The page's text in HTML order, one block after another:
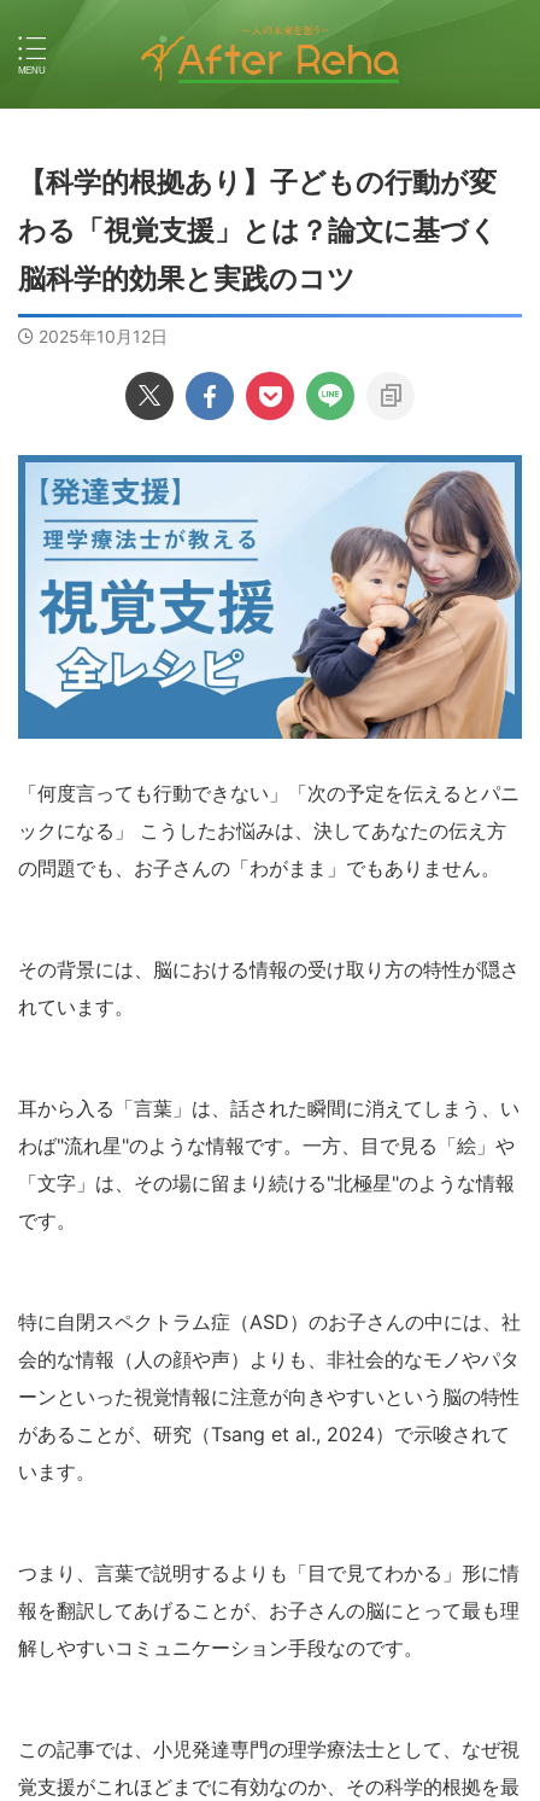
【科学的根拠あり】子どもの行動が変
わる「視覚支援」とは？論文に基づく
脳科学的効果と実践のコツ
2025年10月12日
「何度言っても行動できない」「次の予定を伝えるとパニ
ックになる」 こうしたお悩みは、決してあなたの伝え方
の問題でも、お子さんの「わがまま」でもありません。
その背景には、脳における情報の受け取り方の特性が隠さ
れています。
耳から入る「言葉」は、話された瞬間に消えてしまう、い
わば"流れ星"のような情報です。一方、目で見る「絵」や
「文字」は、その場に留まり続ける"北極星"のような情報
です。
特に自閉スペクトラム症（ASD）のお子さんの中には、社
会的な情報（人の顔や声）よりも、非社会的なモノやパタ
ーンといった視覚情報に注意が向きやすいという脳の特性
があることが、研究（Tsang et al., 2024）で示唆されて
います。
つまり、言葉で説明するよりも「目で見てわかる」形に情
報を翻訳してあげることが、お子さんの脳にとって最も理
解しやすいコミュニケーション手段なのです。
この記事では、小児発達専門の理学療法士として、なぜ視
覚支援がこれほどまでに有効なのか、その科学的根拠を最